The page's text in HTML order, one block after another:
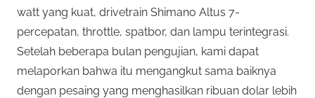
watt yang kuat, drivetrain Shimano Altus 7-
percepatan, throttle, spatbor, dan lampu terintegrasi.
Setelah beberapa bulan pengujian, kami dapat
melaporkan bahwa itu mengangkut sama baiknya
dengan pesaing yang menghasilkan ribuan dolar lebih